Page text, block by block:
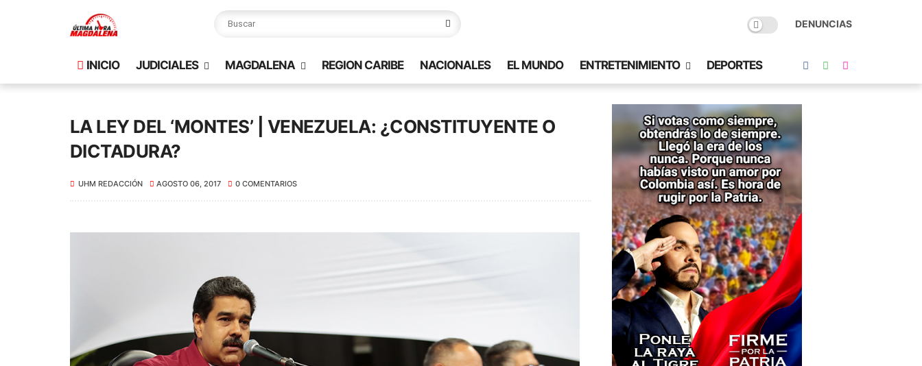
DENUNCIAS
INICIO JUDICIALES MAGDALENA REGION CARIBE NACIONALES EL MUNDO ENTRETENIMIENTO DEPORTES
LA LEY DEL ‘MONTES’ | VENEZUELA: ¿CONSTITUYENTE O
DICTADURA?
UHM REDACCIÓN AGOSTO 06, 2017 0 COMENTARIOS